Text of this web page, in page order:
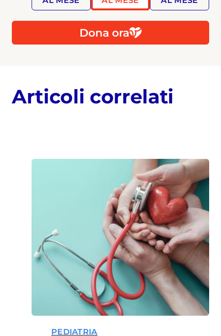
Dona ora
Articoli correlati
PEDIATRIA